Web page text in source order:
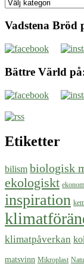
Vadstena Bröd
Bättre Värld
Etiketter
bilism biologisk
ekologiskt
inspiration
klimatpåverkan
matsvinn Mikroplast